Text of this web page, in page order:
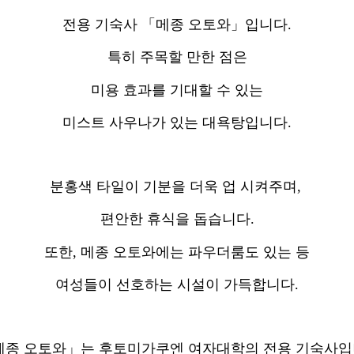
전용 기숙사 「메종 오토와」입니다.
특히 주목할 만한 점은
미용 효과를 기대할 수 있는
미스트 사우나가 있는 대욕탕입니다.
분홍색 타일이 기분을 더욱 업 시켜주며,
편안한 휴식을 돕습니다.
또한, 메종 오토와에는 파우더룸도 있는 등
여성들이 선호하는 시설이 가득합니다.
종 오토와」는 후토미가쿠엔 여자대학의 전용 기숙사